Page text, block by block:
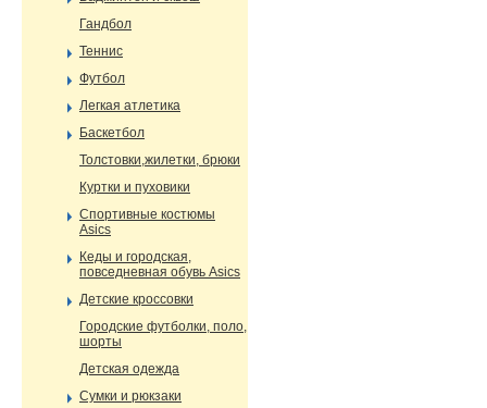
Гандбол
Теннис
Футбол
Легкая атлетика
Баскетбол
Толстовки,жилетки, брюки
Куртки и пуховики
Спортивные костюмы
Asics
Кеды и городская,
повседневная обувь Asics
Детские кроссовки
Городские футболки, поло,
шорты
Детская одежда
Сумки и рюкзаки